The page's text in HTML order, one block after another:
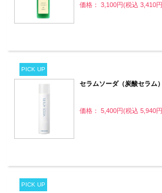
価格： 3,100円(税込 3,410
PICK UP
セラムソーダ（炭酸セラム）
価格： 5,400円(税込 5,940
PICK UP